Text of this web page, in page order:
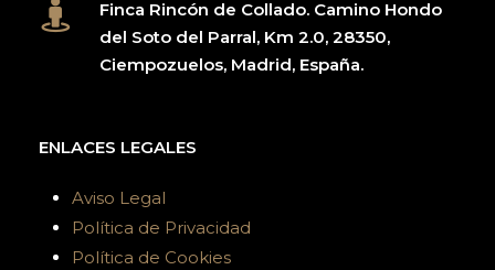
Finca Rincón de Collado. Camino Hondo
del Soto del Parral, Km 2.0, 28350,
Ciempozuelos, Madrid, España.
ENLACES LEGALES
Aviso Legal
Política de Privacidad
Política de Cookies